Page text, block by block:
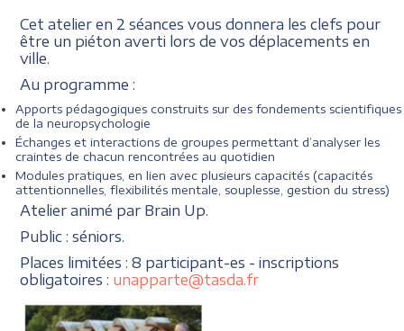
Cet atelier en 2 séances vous donnera les clefs pour
être un piéton averti lors de vos déplacements en
ville.
Au programme :
Apports pédagogiques construits sur des fondements scientifiques
de la neuropsychologie
Échanges et interactions de groupes permettant d’analyser les
craintes de chacun rencontrées au quotidien
Modules pratiques, en lien avec plusieurs capacités (capacités
attentionnelles, flexibilités mentale, souplesse, gestion du stress)
Atelier animé par Brain Up.
Public : séniors.
Places limitées : 8 participant-es - inscriptions
obligatoires : unapparte@tasda.fr